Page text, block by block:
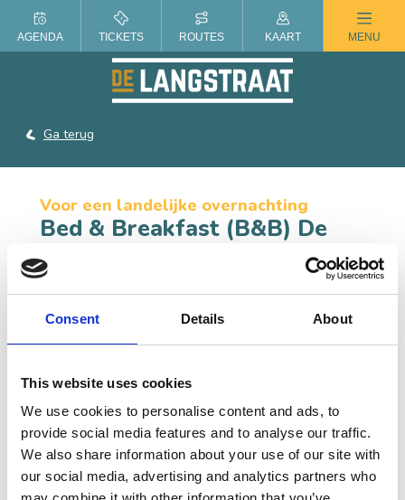
Consent Details About
This website uses cookies
We use cookies to personalise content and ads, to
provide social media features and to analyse our traffic.
We also share information about your use of our site with
our social media, advertising and analytics partners who
ZOMER IN DE LANGSTRAAT
Ga terug
Voor een landelijke overnachting
Bed & Breakfast (B&B) De
Wiel
Bed & Breakfast (B&B) De Wiel is landelijk gelegen,
dicht bij De Loonse en Drunense Duinen het
Nieuwkuijksestraat 76, 5253 AJ Nieuwkuijk
Bel:
06-13756721 | Stuur een e-mail
Plan je route
AGENDA TICKETS ROUTES KAART MENU